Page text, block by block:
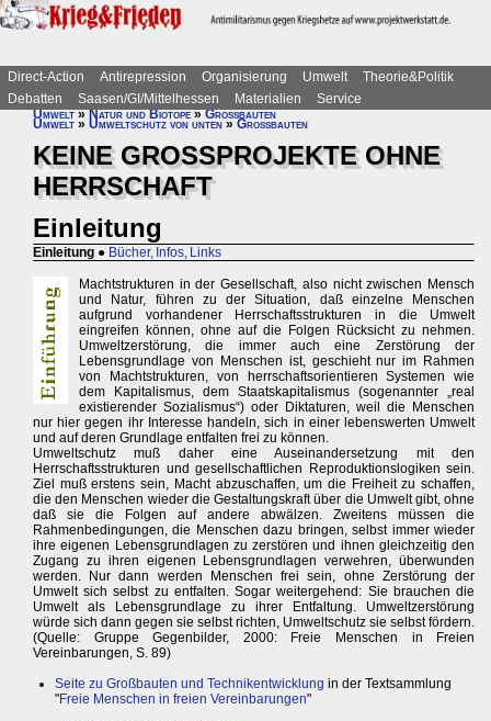
Direct-Action Antirepression Organisierung Umwelt
Theorie&Politik
Debatten
Saasen/GI/Mittelhessen Materialien
Service
Umwelt»Natur und Biotope»Großbauten
Umwelt » Umweltschutz von unten » Großbauten
KEINE GROSSPROJEKTE OHNE
HERRSCHAFT
Einleitung
Einleitung ● Bücher, Infos, Links
Machtstrukturen in der Gesellschaft, also nicht zwischen Mensch
und Natur, führen zu der Situation, daß einzelne Menschen
aufgrund vorhandener Herrschaftsstrukturen in die Umwelt
eingreifen können, ohne auf die Folgen Rücksicht zu nehmen.
Umweltzerstörung, die immer auch eine Zerstörung der
Lebensgrundlage von Menschen ist, geschieht nur im Rahmen
von Machtstrukturen, von herrschaftsorientieren Systemen wie
dem Kapitalismus, dem Staatskapitalismus (sogenannter „real
existierender Sozialismus“) oder Diktaturen, weil die Menschen
nur hier gegen ihr Interesse handeln, sich in einer lebenswerten Umwelt
und auf deren Grundlage entfalten frei zu können.
Umweltschutz muß daher eine Auseinandersetzung mit den
Herrschaftsstrukturen und gesellschaftlichen Reproduktionslogiken sein.
Ziel muß erstens sein, Macht abzuschaffen, um die Freiheit zu schaffen,
die den Menschen wieder die Gestaltungskraft über die Umwelt gibt, ohne
daß sie die Folgen auf andere abwälzen. Zweitens müssen die
Rahmenbedingungen, die Menschen dazu bringen, selbst immer wieder
ihre eigenen Lebensgrundlagen zu zerstören und ihnen gleichzeitig den
Zugang zu ihren eigenen Lebensgrundlagen verwehren, überwunden
werden. Nur dann werden Menschen frei sein, ohne Zerstörung der
Umwelt sich selbst zu entfalten. Sogar weitergehend: Sie brauchen die
Umwelt als Lebensgrundlage zu ihrer Entfaltung. Umweltzerstörung
würde sich dann gegen sie selbst richten, Umweltschutz sie selbst fördern.
(Quelle: Gruppe Gegenbilder, 2000: Freie Menschen in Freien
Vereinbarungen, S. 89)
Seite zu Großbauten und Technikentwicklung in der Textsammlung
"Freie Menschen in freien Vereinbarungen"